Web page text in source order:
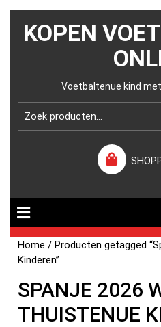
KOPEN
Voetbaltenue kind
Home / Producten getagged
Kinderen”
SPANJE 2026
THUISTENUE